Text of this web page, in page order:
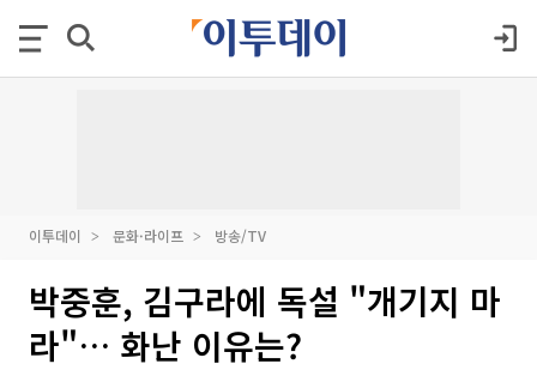
이투데이 문화·라이프 방송/TV
박중훈, 김구라에 독설 "개기지 마
라"… 화난 이유는?